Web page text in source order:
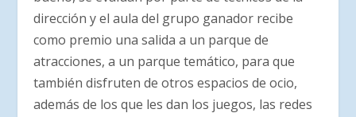
dirección y el aula del grupo ganador recibe
como premio una salida a un parque de
atracciones, a un parque temático, para que
también disfruten de otros espacios de ocio,
además de los que les dan los juegos, las redes